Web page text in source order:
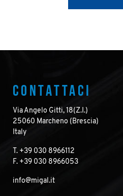
CONTATTACI
Via Angelo Gitti, 18(Z.I.)
25060 Marcheno (Brescia)
Italy
T. +39 030 8966112
F. +39 030 8966053
info@migal.it